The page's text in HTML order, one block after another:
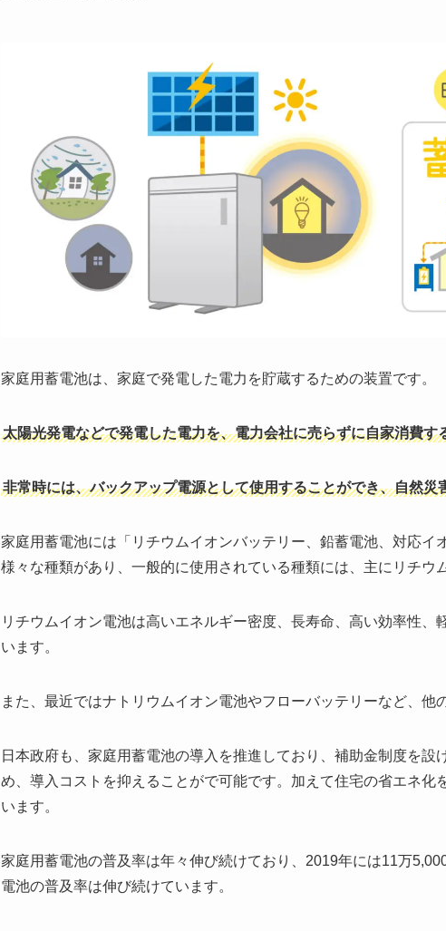
家庭用蓄電池は、家庭で発電した電力を貯蔵するための装置です。
太陽光発電などで発電した電力を、電力会社に売らずに自家消費す
非常時には、バックアップ電源として使用することができ、自然災
家庭用蓄電池には「リチウムイオンバッテリー、鉛蓄電池、対応イ
様々な種類があり、一般的に使用されている種類には、主にリチウ
リチウムイオン電池は高いエネルギー密度、長寿命、高い効率性
います。
また、最近ではナトリウムイオン電池やフローバッテリーなど、他
日本政府も、家庭用蓄電池の導入を推進しており、補助金制度を
め、導入コストを抑えることがで可能です。加えて住宅の省エネ化
います。
家庭用蓄電池の普及率は年々伸び続けており、2019年には11万
電池の普及率は伸び続けています。